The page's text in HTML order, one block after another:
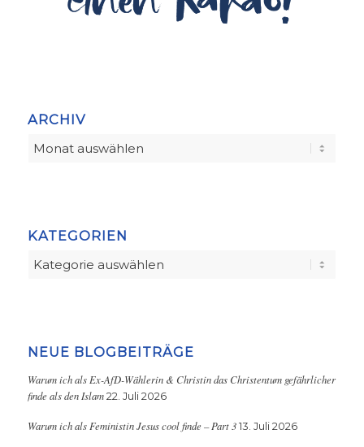
ARCHIV
KATEGORIEN
Kategorien
NEUE BLOGBEITRÄGE
Warum ich als Ex-AfD-Wählerin & Christin das Christentum gefährlicher
finde als den Islam 22. Juli 2026
Warum ich als Feministin Jesus cool finde – Part 3 13. Juli 2026